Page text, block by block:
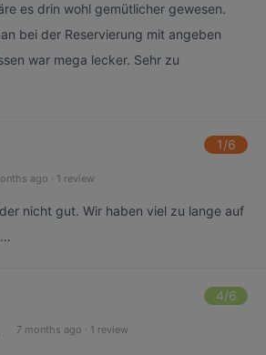
es drin wohl gemütlicher gewesen.
bei der Reservierung mit angeben
war mega lecker. Sehr zu
1/6
ago · 1 review
nicht gut. Wir haben viel zu lange auf
4/6
7 months ago · 1 review